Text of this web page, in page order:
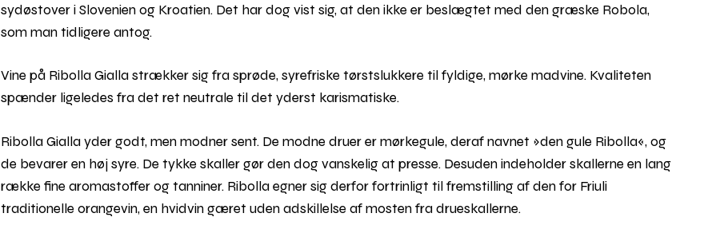
sydøstover i Slovenien og Kroatien. Det har dog vist sig, at den ikke er beslægtet med den græske Robola,
som man tidligere antog.
Vine på Ribolla Gialla strækker sig fra sprøde, syrefriske tørstslukkere til fyldige, mørke madvine. Kvaliteten
spænder ligeledes fra det ret neutrale til det yderst karismatiske.
Ribolla Gialla yder godt, men modner sent. De modne druer er mørkegule, deraf navnet »den gule Ribolla«, og
de bevarer en høj syre. De tykke skaller gør den dog vanskelig at presse. Desuden indeholder skallerne en lang
række fine aromastoffer og tanniner. Ribolla egner sig derfor fortrinligt til fremstilling af den for Friuli
traditionelle orangevin, en hvidvin gæret uden adskillelse af mosten fra drueskallerne.